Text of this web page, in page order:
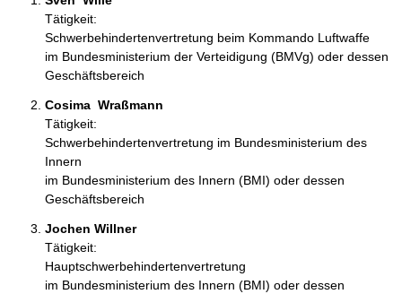
Tätigkeit:
Schwerbehindertenvertretung beim Kommando Luftwaffe
im Bundesministerium der Verteidigung (BMVg) oder dessen
Geschäftsbereich
Cosima  Wraßmann
Tätigkeit:
Schwerbehindertenvertretung im Bundesministerium des
Innern
im Bundesministerium des Innern (BMI) oder dessen
Geschäftsbereich
Jochen Willner
Tätigkeit:
Hauptschwerbehindertenvertretung
im Bundesministerium des Innern (BMI) oder dessen